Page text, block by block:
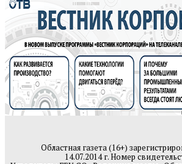
Областная газета (16+)
14.07.2014 г. Номер